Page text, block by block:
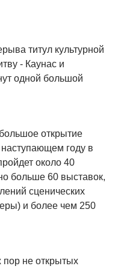
титул культурной
- Каунас и
одной большой
открытие
году в
около 40
больше 60 выставок,
сценических
и более чем 250
не открытых